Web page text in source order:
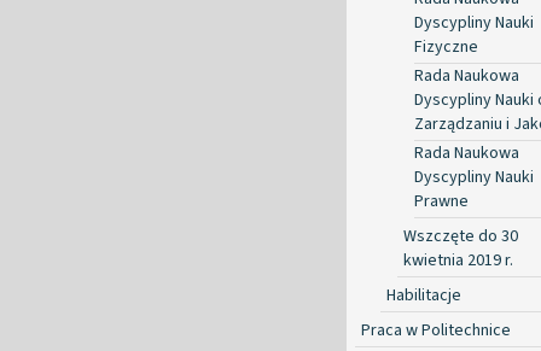
Dyscypliny Nauki
Fizyczne
Rada Naukowa
Dyscypliny Nauki
Zarządzaniu i
Rada Naukowa
Dyscypliny Nauki
Prawne
Wszczęte do 30
kwietnia 2019 r.
Habilitacje
Praca w Politechnice